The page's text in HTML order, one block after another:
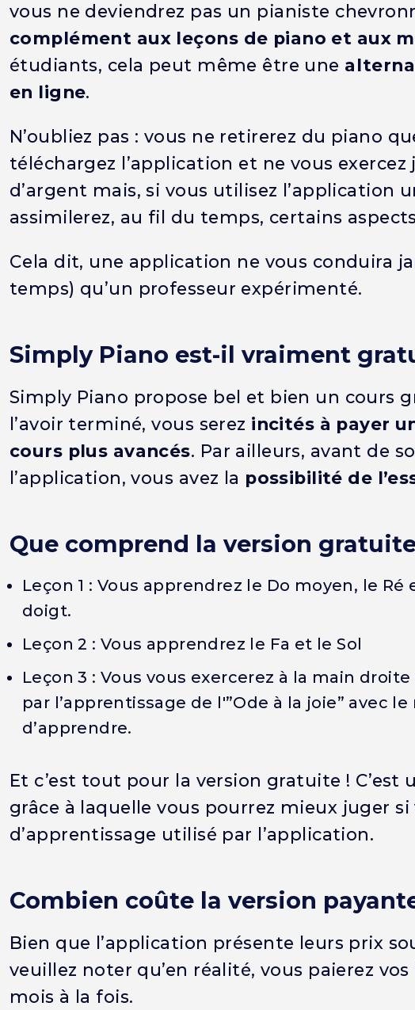
vous ne deviendrez pas un pianiste
complément aux leçons de piano et aux
étudiants, cela peut même être une
en ligne.
N’oubliez pas : vous ne retirerez du piano
téléchargez l’application et ne vous
d’argent mais, si vous utilisez l’application
assimilerez, au fil du temps, certains
Cela dit, une application ne vous conduira
temps) qu’un professeur expérimenté.
Simply Piano est-il vraiment
Simply Piano propose bel et bien un cours
l’avoir terminé, vous serez incités à payer
cours plus avancés. Par ailleurs, avant de
l’application, vous avez la possibilité de
Que comprend la version
Leçon 1 : Vous apprendrez le Do moyen, le
doigt.
Leçon 2 : Vous apprendrez le Fa et le Sol
Leçon 3 : Vous vous exercerez à la main
par l’apprentissage de l'”Ode à la joie” avec
d’apprendre.
Et c’est tout pour la version gratuite ! C’est
grâce à laquelle vous pourrez mieux juger
d’apprentissage utilisé par l’application.
Combien coûte la version
Bien que l’application présente leurs prix
veuillez noter qu’en réalité, vous paierez
mois à la fois.